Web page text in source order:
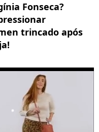
Fonseca?
trincado após